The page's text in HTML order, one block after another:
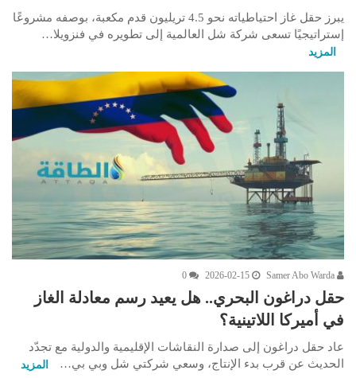
يبرز حقل غاز احتياطياته نحو 4.5 تريليون قدم مكعبة، بوصفه مشروعًا
إستراتيجيًا تسعى شركة شل العالمية إلى تطويره في فنزويلا…
المزيد
2026-02-15
0
حقل دراغون البحري.. هل يعيد رسم معادلة الغاز
في أميركا اللاتينية؟
عاد حقل دراغون إلى صدارة النقاشات الإقليمية والدولية مع تجدّد
الحديث عن قرب بدء الإنتاج، وسعي شركتي شل وبي بي…
المزيد